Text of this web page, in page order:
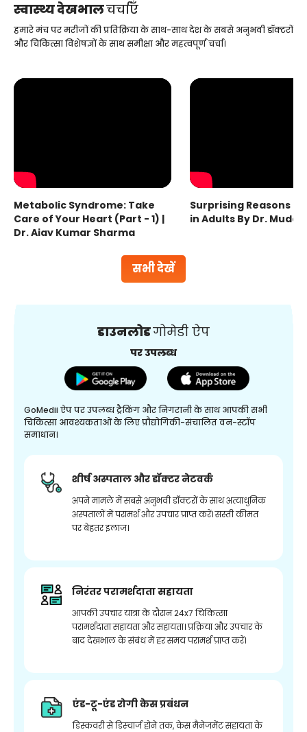
स्वास्थ्य देखभालचर्चाएँ
सभी देखें
हमारे मंच पर मरीजों की प्रतिक्रिया के साथ-साथ देश के सबसे अनुभवी डॉक्टरों
और चिकित्सा विशेषज्ञों के साथ समीक्षा और महत्वपूर्ण चर्चा।
Metabolic Syndrome: Take
Care of Your Heart (Part - 1) |
Dr. Ajay Kumar Sharma
Surprising Reasons
in Adults By Dr.
डाउनलोडगोमेडी ऐप
पर उपलब्ध
GoMedii ऐप पर उपलब्ध ट्रैकिंग और निगरानी के साथ आपकी सभी
चिकित्सा आवश्यकताओं के लिए प्रौद्योगिकी-संचालित वन-स्टॉप
समाधान।
शीर्ष अस्पताल और डॉक्टर नेटवर्क
अपने मामले में सबसे अनुभवी डॉक्टरों के साथ अत्याधुनिक
अस्पतालों में परामर्श और उपचार प्राप्त करें। सस्ती कीमत
पर बेहतर इलाज।
निरंतर परामर्शदाता सहायता
आपकी उपचार यात्रा के दौरान 24x7 चिकित्सा
परामर्शदाता सहायता और सहायता। प्रक्रिया और उपचार के
बाद देखभाल के संबंध में हर समय परामर्श प्राप्त करें।
एंड-टू-एंड रोगी केस प्रबंधन
डिस्कवरी से डिस्चार्ज होने तक, केस मैनेजमेंट सहायता के